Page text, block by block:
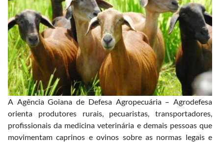
A Agência Goiana de Defesa Agropecuária – Agrodefesa
orienta produtores rurais, pecuaristas, transportadores,
profissionais da medicina veterinária e demais pessoas que
movimentam caprinos e ovinos sobre as normas legais e